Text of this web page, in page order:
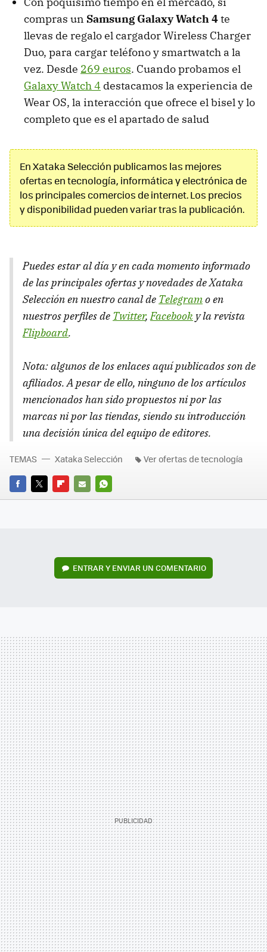
compras un Samsung Galaxy Watch 4te
llevas de regalo el cargador Wireless Charger
Duo, para cargar teléfono y smartwatch a la
vez. Desde 269 euros. Cuando probamos el
Galaxy Watch 4 destacamos la experiencia de
Wear OS, la interacción que ofrece el bisel y lo
completo que es el apartado de salud
En Xataka Selección publicamos las mejores
ofertas en tecnología, informática y electrónica de
los principales comercios de internet. Los precios
y disponibilidad pueden variar tras la publicación.
Puedes estar al día y en cada momento informado
de las principales ofertas y novedades de Xataka
Selección en nuestro canal de Telegramo en
nuestros perfiles de Twitter,Facebook y la revista
Flipboard.
Nota: algunos de los enlaces aquí publicados son de
afiliados. A pesar de ello, ninguno de los artículos
mencionados han sido propuestos ni por las
marcas ni por las tiendas, siendo su introducción
una decisión única del equipo de editores.
FACEBOOK
TWITTERFLIPBOARD
E-
WHATSAPP
TEMAS Xataka Selección Ver ofertas de tecnología
ENTRAR Y ENVIAR UN COMENTARIO